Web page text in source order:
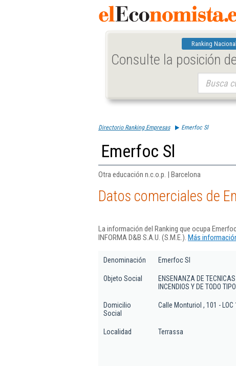
Ranking
Consulte la posición
Directorio Ranking Empresas Emerfoc Sl
Emerfoc Sl
Otra educación n.c.o.p. | Barcelona
Datos comerciales de
La información del Ranking que ocupa
INFORMA D&B S.A.U. (S.M.E.). Más
Denominación Emerfoc Sl
Objeto Social
ENSENANZA DE
INCENDIOS Y DE TODO
Domicilio
Social
Calle Monturiol , 101 - LOC
Localidad Terrassa